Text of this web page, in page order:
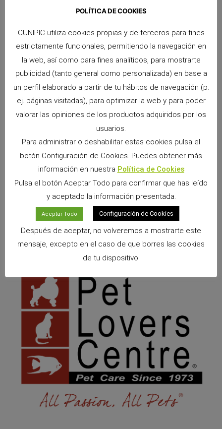
¿Sabías que vendemos nuestros productos
en más de 30 países? Si deseas encontrar
nuestros productos alrededor del mundo tan
solo debes poner el país que deseas en el
buscador del mapa de arriba.
Pero si prefieres buscarlo por tu comercio
de confianza, aquí te dejamos los
distribuidores con los que trabajamos
internacionalmente.
POLÍTICA DE COOKIES
CUNIPIC utiliza cookies propias y de terceros para fines
estrictamente funcionales, permitiendo la navegación en
la web, así como para fines analíticos, para mostrarte
publicidad (tanto general como personalizada) en base a
un perfil elaborado a partir de tu hábitos de navegación (p.
ej. páginas visitadas), para optimizar la web y para poder
valorar las opiniones de los productos adquiridos por los
usuarios.
Para administrar o deshabilitar estas cookies pulsa el
botón Configuración de Cookies. Puedes obtener más
información en nuestra Política de Cookies
Pulsa el botón Aceptar Todo para confirmar que has leído
y aceptado la información presentada.
Aceptar Todo Configuración de Cookies
Después de aceptar, no volveremos a mostrarte este
mensaje, excepto en el caso de que borres las cookies
de tu dispositivo.